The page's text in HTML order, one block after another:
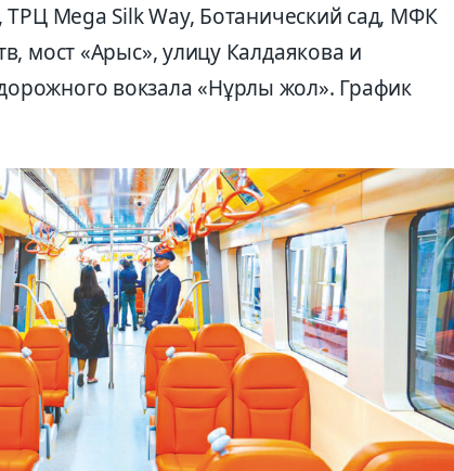
Mega Silk Way, Ботанический сад, МФК
мост «Арыс», улицу Калдаякова и
вокзала «Нұрлы жол». График